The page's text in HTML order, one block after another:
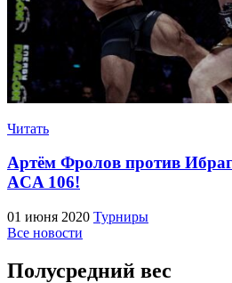
Читать
Артём Фролов против
ACA 106!
01 июня 2020 Турниры
Все новости
Полусредний вес